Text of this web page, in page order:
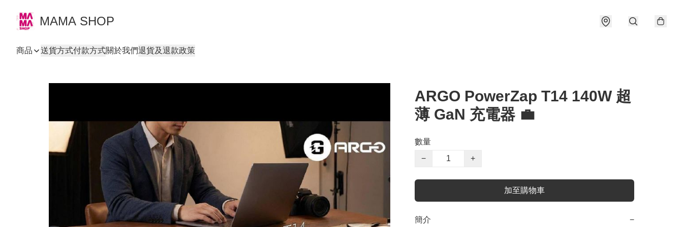
MAMA SHOP
商品 送貨方式付款方式關於我們退貨及退款政策
ARGO PowerZap T14 140W 超
薄 GaN 充電器 💼
數量
−
+
加至購物車
簡介 −